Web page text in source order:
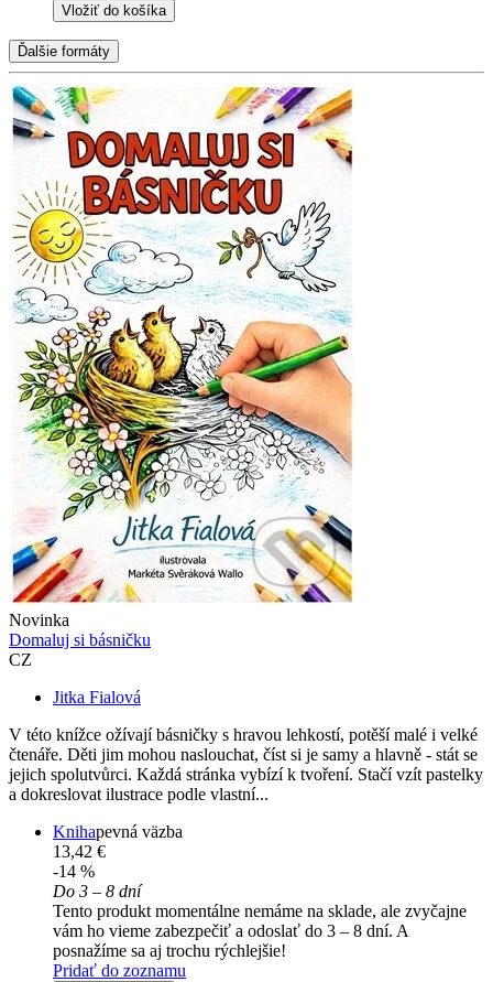
Vložiť do košíka
Ďalšie formáty
Novinka
Domaluj si básničku
CZ
Jitka Fialová
V této knížce ožívají básničky s hravou lehkostí, potěší malé i velké
čtenáře. Děti jim mohou naslouchat, číst si je samy a hlavně - stát se
jejich spolutvůrci. Každá stránka vybízí k tvoření. Stačí vzít pastelky
a dokreslovat ilustrace podle vlastní...
Knihapevná väzba
13,42 €
-14 %
Do 3 – 8 dní
Tento produkt momentálne nemáme na sklade, ale zvyčajne
vám ho vieme zabezpečiť a odoslať do 3 – 8 dní. A
posnažíme sa aj trochu rýchlejšie!
Pridať do zoznamu